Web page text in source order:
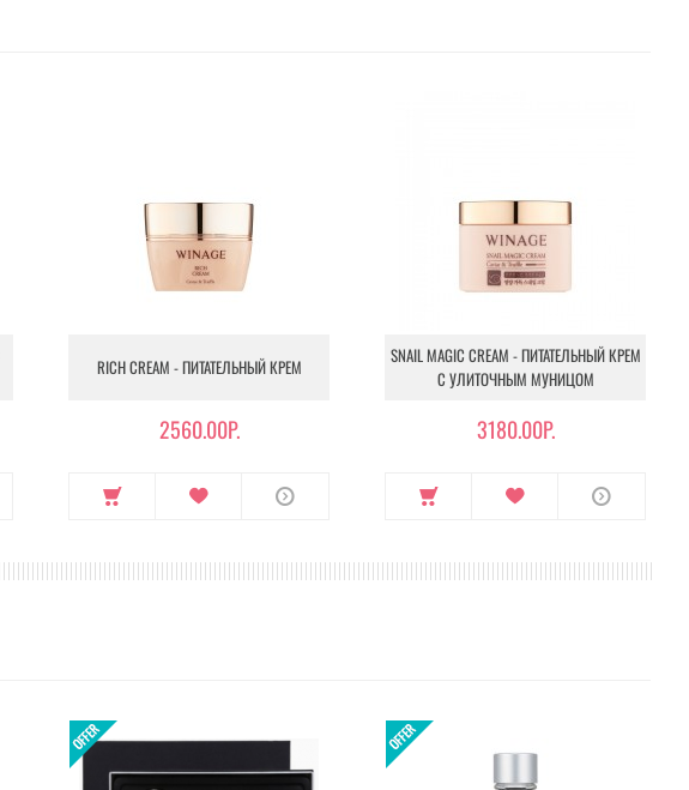
RICH CREAM - ПИТАТЕЛЬНЫЙ КРЕМ
2560.00Р.
SNAIL MAGIC CREAM - ПИТАТЕЛЬНЫЙ КРЕМ
С УЛИТОЧНЫМ МУНИЦОМ
3180.00Р.